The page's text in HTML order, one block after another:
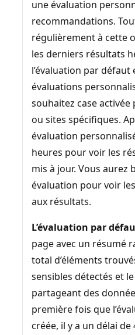
une évaluation
recommandations.
régulièrement à cette
les derniers résultats
l’évaluation par défaut
évaluations
souhaitez case
ou sites spécifiques.
évaluation
heures pour voir les
mis à jour. Vous aurez
évaluation pour voir
aux résultats.
L’évaluation par
page avec un résumé
total d’éléments
sensibles détectés et
partageant des
première fois que
créée, il y a un délai de